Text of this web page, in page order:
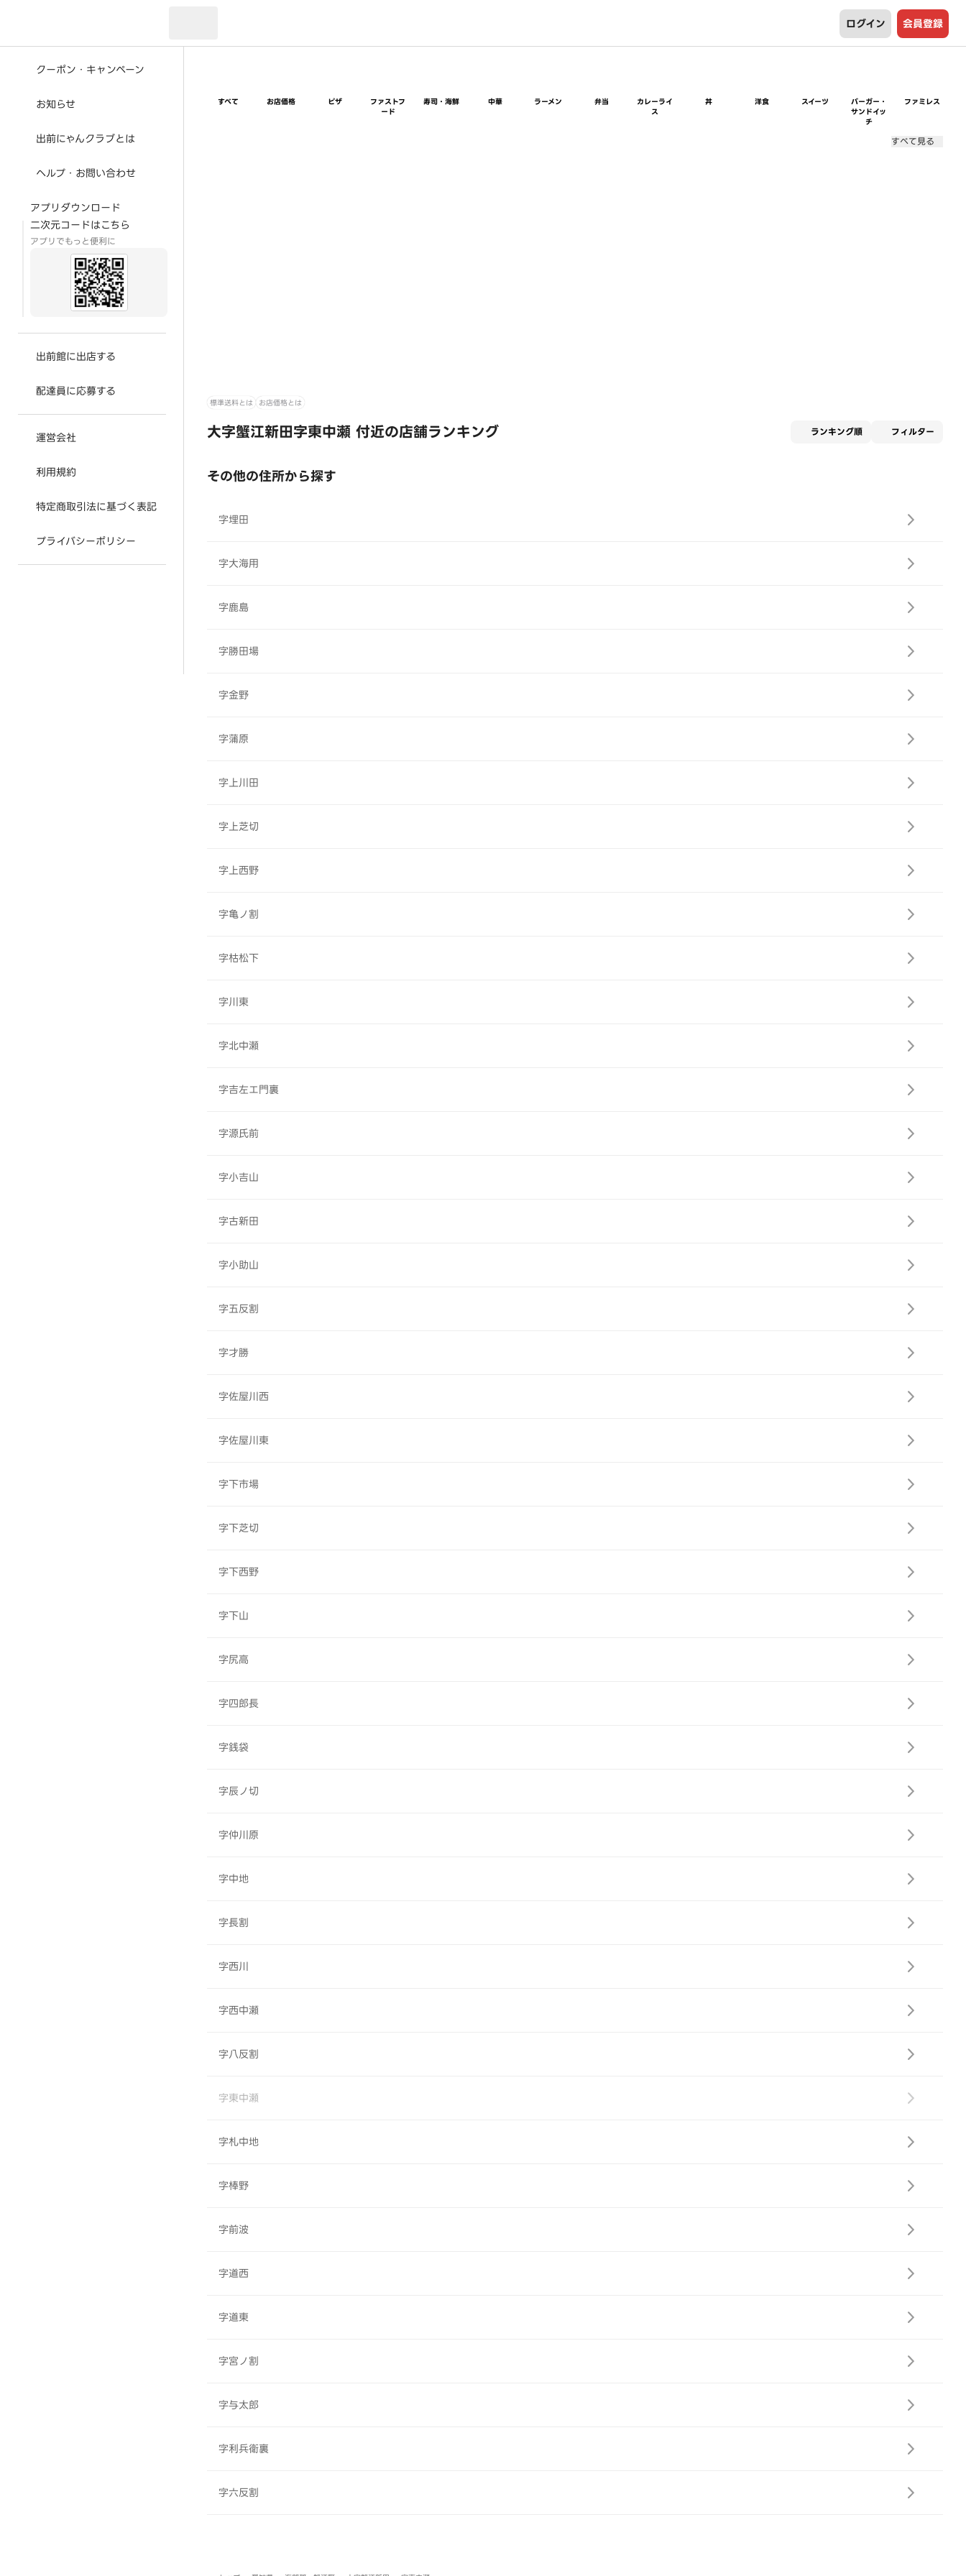
ログイン 会員登録
クーポン・キャンペーン
お知らせ
出前にゃんクラブとは
ヘルプ・お問い合わせ
アプリダウンロード
二次元コードはこちら
アプリでもっと便利に
出前館に出店する
配達員に応募する
運営会社
利用規約
特定商取引法に基づく表記
プライバシーポリシー
すべて お店価格 ピザ
ファストフ
ード
寿司・海鮮 中華 ラーメン 弁当
カレーライ
ス
丼 洋食 スイーツ
バーガー・
サンドイッ
チ
ファミレス
すべて見る
標準送料とは お店価格とは
大字蟹江新田字東中瀬 付近の店舗ランキング ランキング順 フィルター
その他の住所から探す
字埋田
字大海用
字鹿島
字勝田場
字金野
字蒲原
字上川田
字上芝切
字上西野
字亀ノ割
字枯松下
字川東
字北中瀬
字吉左エ門裏
字源氏前
字小吉山
字古新田
字小助山
字五反割
字才勝
字佐屋川西
字佐屋川東
字下市場
字下芝切
字下西野
字下山
字尻高
字四郎長
字銭袋
字辰ノ切
字仲川原
字中地
字長割
字西川
字西中瀬
字八反割
字東中瀬
字札中地
字棒野
字前波
字道西
字道東
字宮ノ割
字与太郎
字利兵衛裏
字六反割